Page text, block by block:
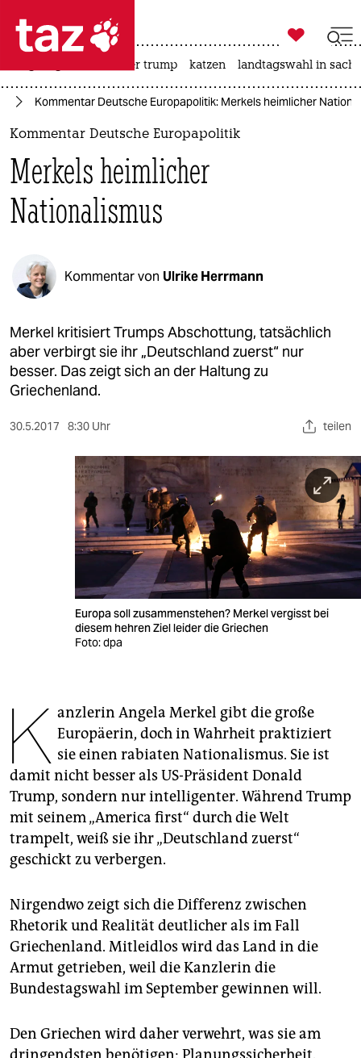
 taz zahl ich
taz zahl ich
politik
öko
gesellschaft
kultur
sport
berlin
nord
wahrheit
veranstaltungen
fragen & hilfe
unterstützen
epaper login

taz zahl ich
usa unter trump katzen landtagswahl in
Kommentar Deutsche Europapolitik: Merkels heimlicher
Kommentar Deutsche Europapolitik
Merkels heimlicher
Nationalismus
Kommentar von Ulrike Herrmann
Merkel kritisiert Trumps Abschottung, tatsächlich
aber verbirgt sie ihr „Deutschland zuerst“ nur
besser. Das zeigt sich an der Haltung zu
Griechenland.
30.5.2017 8:30 Uhr teilen
Europa soll zusammenstehen? Merkel vergisst bei
diesem hehren Ziel leider die Griechen
Foto: dpa
K anzlerin Angela Merkel gibt die große
Europäerin, doch in Wahrheit praktiziert
sie einen rabiaten Natio­nalismus. Sie ist
damit nicht besser als US-Präsident Donald
Trump, sondern nur intelligenter. Während Trump
mit seinem „America first“ durch die Welt
trampelt, weiß sie ihr „Deutschland zuerst“
geschickt zu verbergen.
Nirgendwo zeigt sich die Differenz zwischen
Rhetorik und Realität deutlicher als im Fall
Griechenland. Mitleidlos wird das Land in die
Armut getrieben, weil die Kanzlerin die
Bundestagswahl im September gewinnen will.
Den Griechen wird daher verwehrt, was sie am